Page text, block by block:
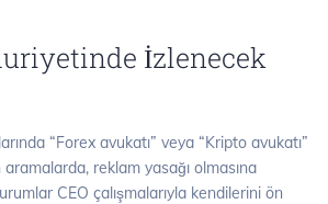
İzlenecek
“Forex avukatı” veya “Kripto avukatı”
reklam yasağı olmasına
CEO çalışmalarıyla kendilerini ön